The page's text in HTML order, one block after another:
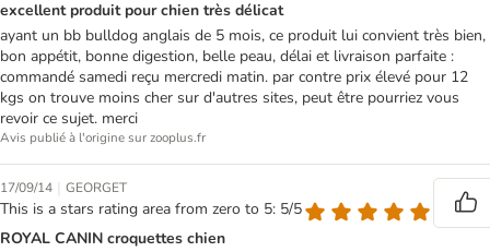
excellent produit pour chien très délicat
ayant un bb bulldog anglais de 5 mois, ce produit lui convient très bien,
bon appétit, bonne digestion, belle peau, délai et livraison parfaite :
commandé samedi reçu mercredi matin. par contre prix élevé pour 12
kgs on trouve moins cher sur d'autres sites, peut être pourriez vous
revoir ce sujet. merci
Avis publié à l'origine sur zooplus.fr
17/09/14 | GEORGET
This is a stars rating area from zero to 5: 5/5
ROYAL CANIN croquettes chien